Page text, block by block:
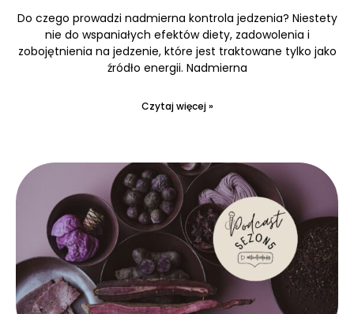
Do czego prowadzi nadmierna kontrola jedzenia? Niestety
nie do wspaniałych efektów diety, zadowolenia i
zobojętnienia na jedzenie, które jest traktowane tylko jako
źródło energii. Nadmierna
Czytaj więcej »